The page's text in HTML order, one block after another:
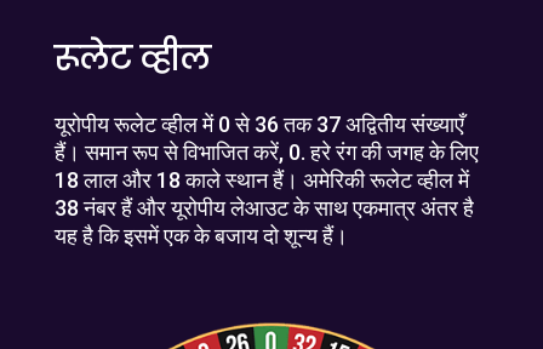
रूलेट व्हील
यूरोपीय रूलेट व्हील में 0 से 36 तक 37 अद्वितीय संख्याएँ
हैं। समान रूप से विभाजित करें, 0. हरे रंग की जगह के लिए
18 लाल और 18 काले स्थान हैं। अमेरिकी रूलेट व्हील में
38 नंबर हैं और यूरोपीय लेआउट के साथ एकमात्र अंतर है
यह है कि इसमें एक के बजाय दो शून्य हैं।